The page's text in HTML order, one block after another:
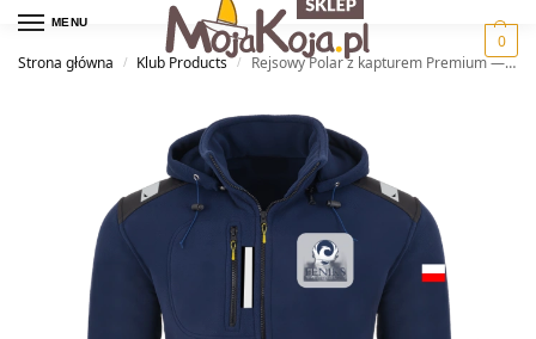
MENU
0
Strona główna
/ Klub Products / Rejsowy Polar z kapturem Premium — Feniks Szkoła Żeglarstwa